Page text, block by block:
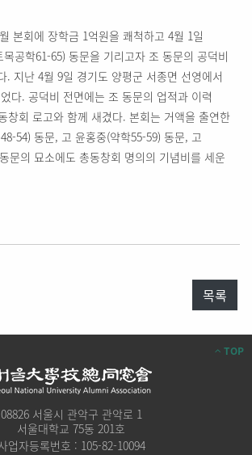
본회에 장학금 1억원을 쾌척하고 4월 1일
공학61-65) 동문을 기리고자 조 동문의 공덕비
. 지난 4월 9일 경기도 양평군 서종면 선영에서
다. 공덕비 전면에는 조 동문의 업적과 이력
창회 로고와 함께 새겼다. 본회는 거액을 출연한
54) 동문, 고 윤홍중(약학55-59) 동문, 고
문의 묘소에도 총동창회 명의의 기념비를 세운
목록
TOP
08826 서울시 관악구 관악로 1
서울대학교 75동 201호
업자등록번호 : 105-82-10094